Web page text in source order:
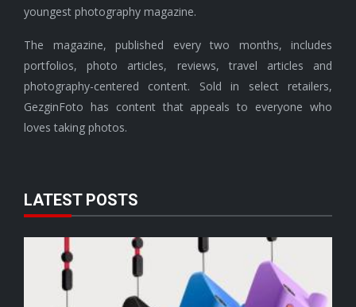
youngest photography magazine.
The magazine, published every two months, includes
portfolios, photo articles, reviews, travel articles and
photography-centered content. Sold in select retailers,
GezginFoto has content that appeals to everyone who
loves taking photos.
LATEST POSTS